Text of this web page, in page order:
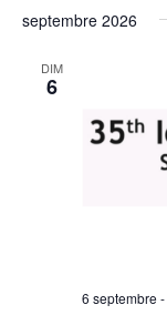
septembre 2026
DIM
6
6 septembre -